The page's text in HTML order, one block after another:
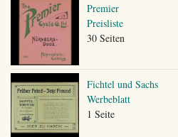
Premier
Preisliste
30 Seiten
Fichtel und Sachs
Werbeblatt
1 Seite